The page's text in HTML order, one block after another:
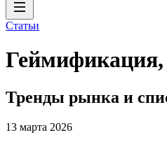
Статьи
Тренды рынка и
13 марта 2026